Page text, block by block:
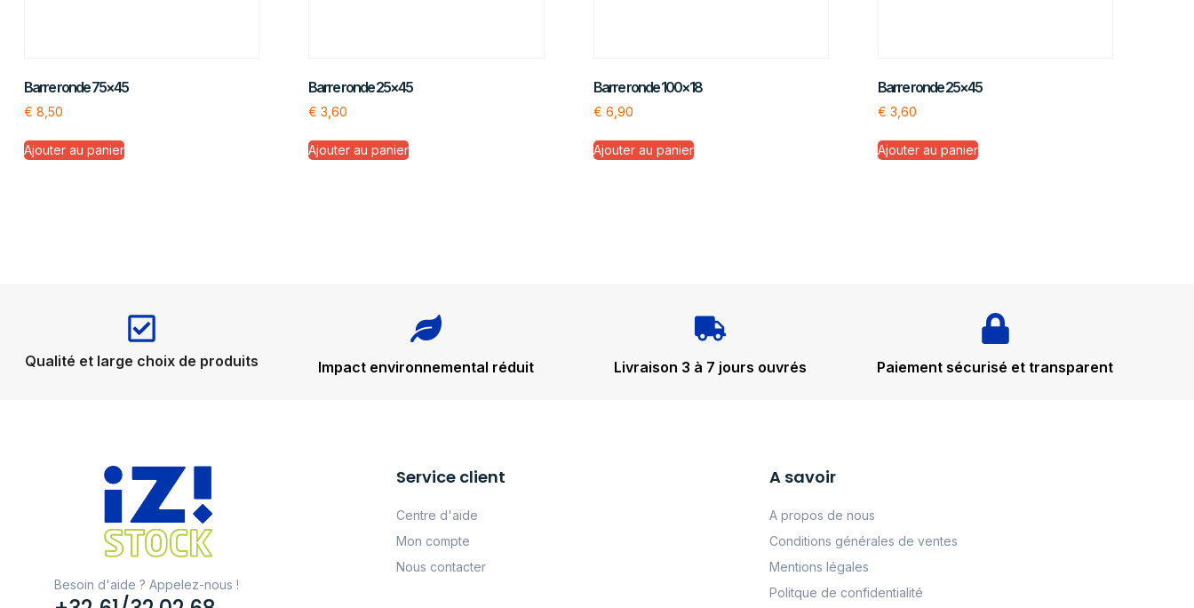
Barre ronde 75×45
€ 8,50
Ajouter au panier
Barre ronde 25×45
€ 3,60
Ajouter au panier
Barre ronde 100×18
€ 6,90
Ajouter au panier
Barre ronde 25×45
€ 3,60
Ajouter au panier
Qualité et large choix de produits Impact environnemental réduit Livraison 3 à 7 jours ouvrés Paiement sécurisé et transparent
Besoin d'aide ? Appelez-nous !
Service client
Centre d'aide
Mon compte
Nous contacter
A savoir
A propos de nous
Conditions générales de ventes
Mentions légales
Politque de confidentialité